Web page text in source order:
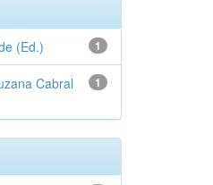
1
(Ed.)
1
Cabral